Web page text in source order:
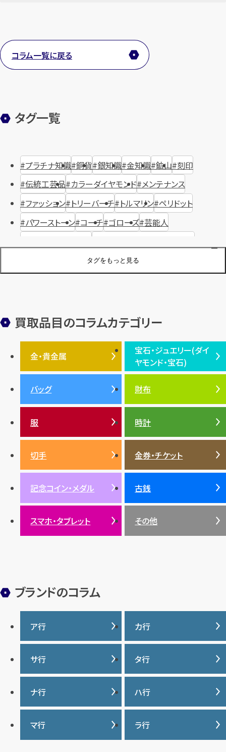
コラム一覧に戻る
タグ一覧
タグをもっと見る
プラチナ知識 銅貨 銀知識 金知識 鉱山 刻印
伝統工芸品 カラーダイヤモンド メンテナンス
ファッション トリーバーチ トルマリン ペリドット
パワーストーン コーチ ゴローズ 芸能人
ジュエリーブランド オーデマピゲ
装飾品 オメガ シュプリーム ウブロ
エルメス ダイヤモンド ルイ・ヴィトン 豆知識 カルティエ
投資 金地金 金価格・相場 グッチ 買取 プラダ
ティファニー
金貨 ブルガリ
バッグ
アメジスト
バレンシアガ
ルビー 陶磁器・ガラス ブレゲ SDGs
買取品目のコラムカテゴリー
金・貴金属
金・貴金属TOP
プラチナ
銀・シルバー
宝石・ジュエリー(ダイ
ヤモンド・宝石)
宝石・ジュエリー(ダイヤモ
ンド・宝石)TOP
ダイヤモンド
エメラルド
ルビー
サファイア
パール
サンゴ
ヒスイ
バッグ 財布
服 時計
切手 金券・チケット
記念コイン・メダル 古銭
スマホ・タブレット その他
ブランドのコラム
ア行
IWC
ヴァシュロンコンスタンタ
ン
ウブロ
エルメス
オーデマ ピゲ
カ行
カナダグース
カルティエ
グッチ
クロムハーツ
ケイト・スペード
サ行
サマンサタバサ
ジーショック
ジャガー・ルクルト
タ行
タグ・ホイヤー
ディオール
ティファニー
ナ行
ナイキ
ハ行
バーバリー
バカラ
マ行 ラ行